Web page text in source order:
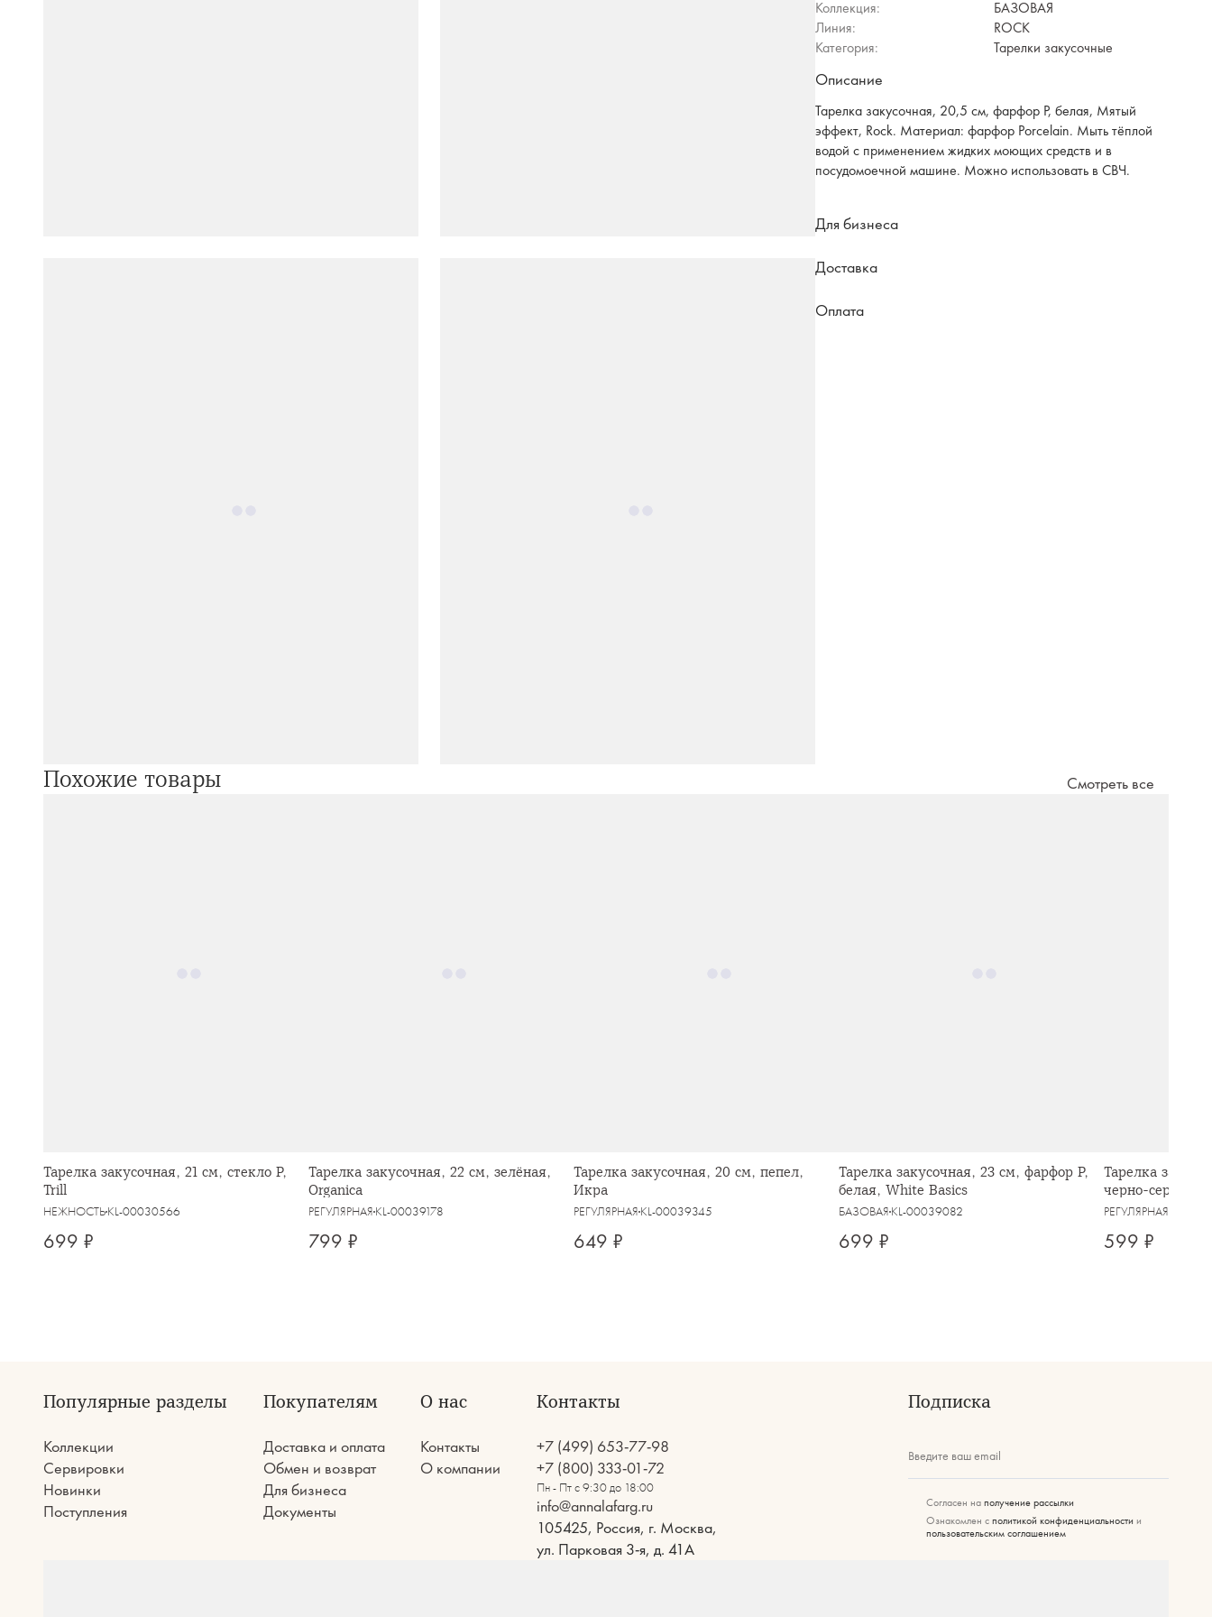
Коллекция:
БАЗОВАЯ
Линия:
ROCK
Категория:
Тарелки закусочные
Описание
Тарелка закусочная, 20,5 см, фарфор P, белая, Мятый
эффект, Rock. Материал: фарфор Рorcelain. Мыть тёплой
водой с применением жидких моющих средств и в
посудомоечной машине. Можно использовать в СВЧ.
Для бизнеса
Доставка
Оплата
Похожие товары Смотреть все
Тарелка закусочная, 21 см, стекло Р,
Trill
НЕЖНОСТЬKL-00030566
699 ₽
Тарелка закусочная, 22 см, зелёная,
Organica
РЕГУЛЯРНАЯ KL-00039178
799 ₽
Тарелка закусочная, 20 см, пепел,
Икра
РЕГУЛЯРНАЯ KL-00039345
649 ₽
Тарелка закусочная, 23 см, фарфор P,
белая, White Basics
БАЗОВАЯ KL-00039082
699 ₽
Тарелка
черно-серая, в
РЕГУЛЯРНАЯ
599 ₽
Популярные разделы
Коллекции
Сервировки
Новинки
Поступления
Покупателям
Доставка и оплата
Обмен и возврат
Для бизнеса
Документы
О нас
Контакты
О компании
Контакты
+7 (499) 653-77-98
+7 (800) 333-01-72
Пн - Пт с 9:30 до 18:00
info@annalafarg.ru
105425, Россия, г. Москва,
ул. Парковая 3-я, д. 41А
Подписка
Введите ваш email
Согласен на получение рассылки
Ознакомлен с политикой конфиденциальности и
пользовательским соглашением